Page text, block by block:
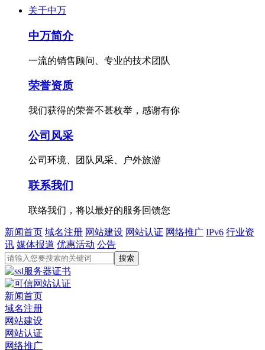
关于中万
中万简介
一流的销售顾问、专业的技术团队
荣誉资质
我们获得的荣誉不甚枚举，感谢有你
公司风采
公司环境、团队风采、户外旅游
联系我们
联络我们，将以最好的服务回馈您
新闻首页 域名注册 网站建设 网站认证 网络推广 IPv6 行业资
讯 媒体报道 优惠活动 公告
新闻首页
域名注册
网站建设
网站认证
网络推广